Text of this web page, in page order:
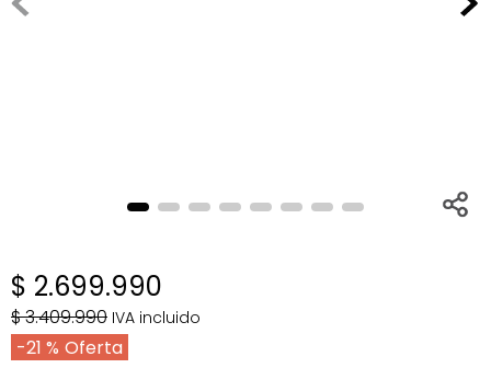
$ 2.699.990
$3.409.990 IVA incluido
21 %